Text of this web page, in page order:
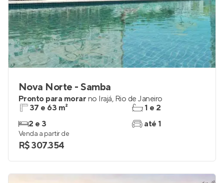
Nova Norte - Samba
Pronto para morar no Irajá, Rio de Janeiro
37 e 63 m²
2 e 3
1 e 2
até 1
Venda a partir de
R$ 307.354